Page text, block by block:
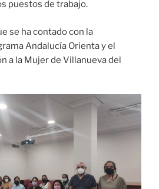
puestos de trabajo.
se ha contado con la
Andalucía Orienta y el
a la Mujer de Villanueva del